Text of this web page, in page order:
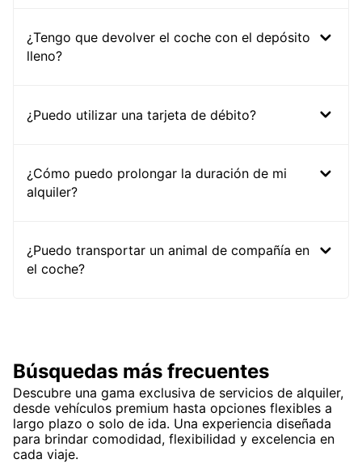
¿Tengo que devolver el coche con el depósito
lleno?
¿Puedo utilizar una tarjeta de débito?
¿Cómo puedo prolongar la duración de mi
alquiler?
¿Puedo transportar un animal de compañía en
el coche?
Búsquedas más frecuentes
Descubre una gama exclusiva de servicios de alquiler,
desde vehículos premium hasta opciones flexibles a
largo plazo o solo de ida. Una experiencia diseñada
para brindar comodidad, flexibilidad y excelencia en
cada viaje.